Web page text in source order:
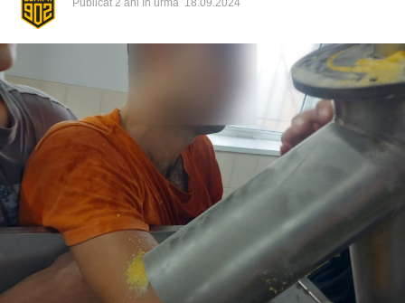
Publicat 2 ani în urmă 18.09.2024